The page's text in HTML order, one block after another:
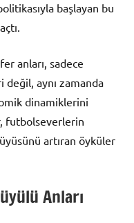
başlayan bu
anları, sadece
değil, aynı zamanda
dinamiklerini
futbolseverlerin
artıran öyküler
Anları